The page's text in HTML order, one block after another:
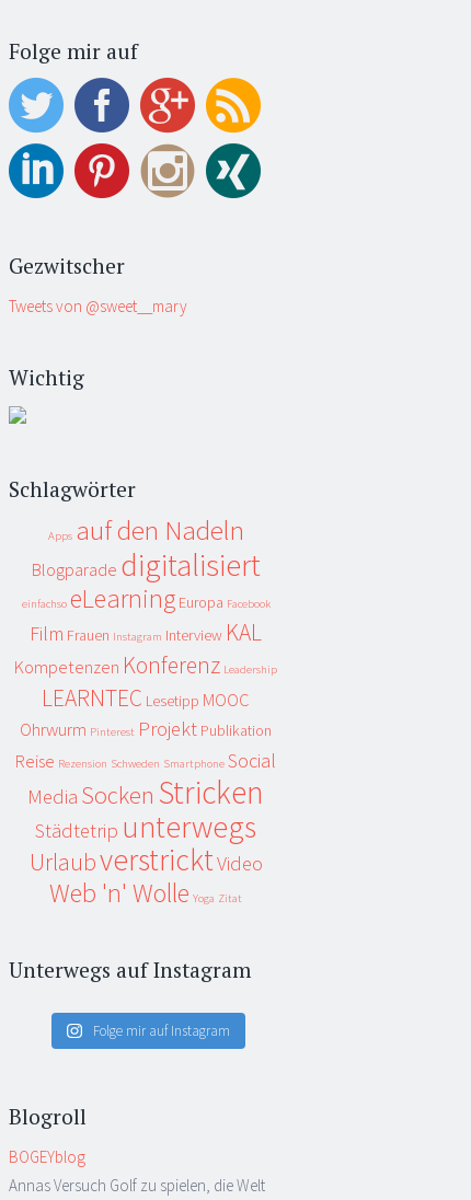
Folge mir auf
Gezwitscher
Tweets von @sweet__mary
Wichtig
Schlagwörter
Apps auf den Nadeln
Blogparade digitalisiert
einfachso eLearning Europa Facebook
Film Frauen Instagram Interview KAL
Kompetenzen Konferenz Leadership
LEARNTEC Lesetipp MOOC
Ohrwurm Pinterest Projekt Publikation
Reise Rezension Schweden Smartphone Social
Media Socken Stricken
Städtetrip unterwegs
UrlaubverstricktVideo
Web 'n' Wolle Yoga Zitat
Unterwegs auf Instagram
Folge mir auf Instagram
Blogroll
BOGEYblog
Annas Versuch Golf zu spielen, die Welt